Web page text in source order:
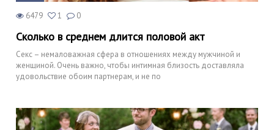
6479 1 0
Сколько в среднем длится половой акт
Секс – немаловажная сфера в отношениях между мужчиной и
женщиной. Очень важно, чтобы интимная близость доставляла
удовольствие обоим партнерам, и не по